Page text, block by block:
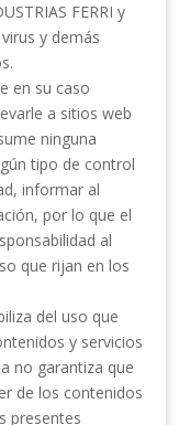
FERRI y
y demás
en su caso
a sitios web
ninguna
tipo de control
informar al
por lo que el
al
que rijan en los
del uso que
y servicios
no garantiza que
de los contenidos
presentes